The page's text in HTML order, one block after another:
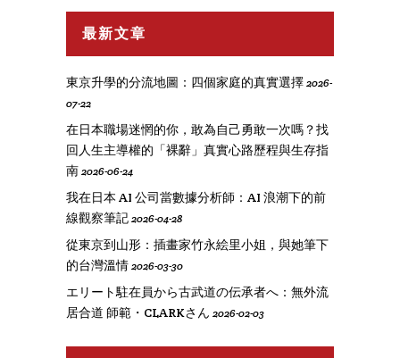
最新文章
東京升學的分流地圖：四個家庭的真實選擇 2026-
07-22
在日本職場迷惘的你，敢為自己勇敢一次嗎？找
回人生主導權的「裸辭」真實心路歷程與生存指
南 2026-06-24
我在日本 AI 公司當數據分析師：AI 浪潮下的前
線觀察筆記 2026-04-28
從東京到山形：插畫家竹永絵里小姐，與她筆下
的台灣溫情 2026-03-30
エリート駐在員から古武道の伝承者へ：無外流
居合道 師範・CLARKさん 2026-02-03